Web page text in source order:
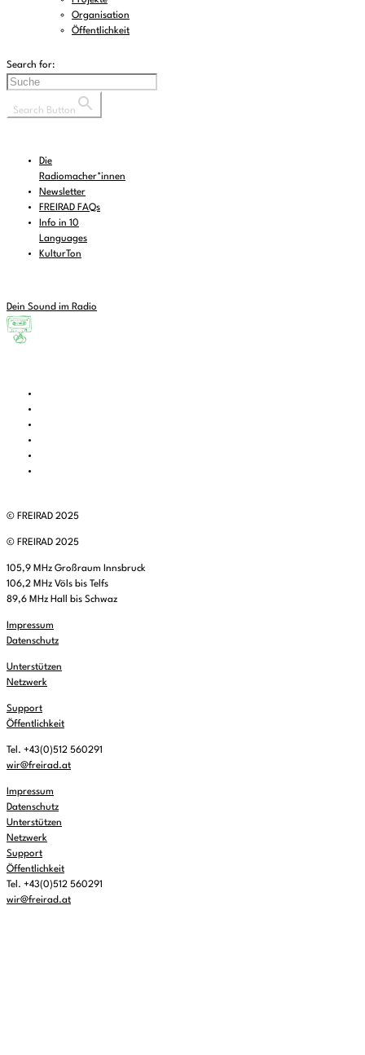
Organisation
Öffentlichkeit
Search for:
Search Button
Die
Radiomacher*innen
Newsletter
FREIRAD FAQs
Info in 10
Languages
KulturTon
Dein Sound im Radio
© FREIRAD 2025
© FREIRAD 2025
105,9 MHz Großraum Innsbruck
106,2 MHz Völs bis Telfs
89,6 MHz Hall bis Schwaz
Impressum
Datenschutz
Unterstützen
Netzwerk
Support
Öffentlichkeit
Tel. +43(0)512 560291
wir@freirad.at
Impressum
Datenschutz
Unterstützen
Netzwerk
Support
Öffentlichkeit
Tel. +43(0)512 560291
wir@freirad.at